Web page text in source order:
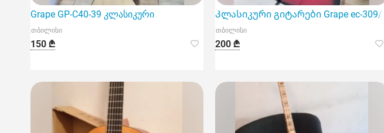
Grape GP-C40-39 კლასიკური
თბილისი
150 ₾
Კლასიკური გიტარები Grape ec-309/N
თბილისი
200 ₾